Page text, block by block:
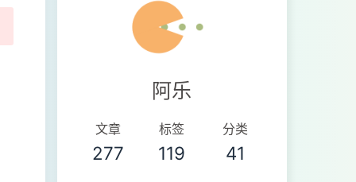
阿乐
文章
277
标签
119
分类
41